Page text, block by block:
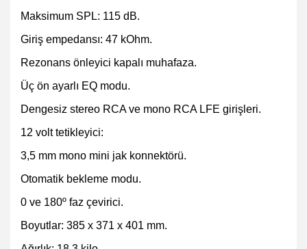
Maksimum SPL: 115 dB.
Giriş empedansı: 47 kOhm.
Rezonans önleyici kapalı muhafaza.
Üç ön ayarlı EQ modu.
Dengesiz stereo RCA ve mono RCA LFE girişleri.
12 volt tetikleyici:
3,5 mm mono mini jak konnektörü.
Otomatik bekleme modu.
0 ve 180º faz çevirici.
Boyutlar: 385 x 371 x 401 mm.